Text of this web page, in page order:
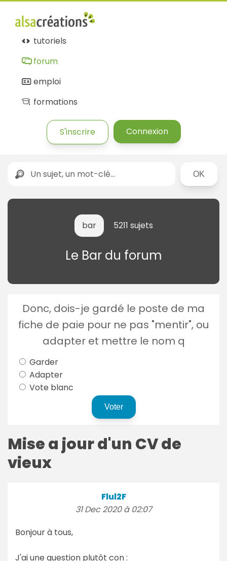
tutoriels
forum
emploi
formations
S'inscrire Connexion
Rechercher
bar 5211 sujets
Le Bar du forum
Donc, dois-je gardé le poste de ma
fiche de paie pour ne pas "mentir", ou
adapter et mettre le nom q
Garder
Adapter
Vote blanc
Mise a jour d'un CV de
vieux
Flul2F
31 Dec 2020 à 02:07
Bonjour à tous,
J'ai une question plutôt con :